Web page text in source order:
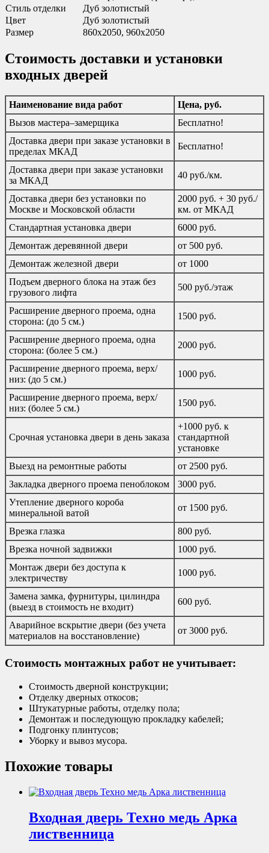
Стиль отделки
Дуб золотистый
Цвет
Дуб золотистый
Размер
860х2050, 960х2050
Стоимость доставки и установки
входных дверей
Наименование вида работ
Цена, руб.
Вызов мастера–замерщика
Бесплатно!
Доставка двери при заказе установки в
пределах МКАД
Бесплатно!
Доставка двери при заказе установки
за МКАД
40 руб./км.
Доставка двери без установки по
Москве и Московской области
2000 руб. + 30 руб./
км. от МКАД
Стандартная установка двери
6000 руб.
Демонтаж деревянной двери
от 500 руб.
Демонтаж железной двери
от 1000
Подъем дверного блока на этаж без
грузового лифта
500 руб./этаж
Расширение дверного проема, одна
сторона: (до 5 см.)
1500 руб.
Расширение дверного проема, одна
сторона: (более 5 см.)
2000 руб.
Расширение дверного проема, верх/
низ: (до 5 см.)
1000 руб.
Расширение дверного проема, верх/
низ: (более 5 см.)
1500 руб.
Срочная установка двери в день заказа
+1000 руб. к
стандартной
установке
Выезд на ремонтные работы
от 2500 руб.
Закладка дверного проема пеноблоком
3000 руб.
Утепление дверного короба
минеральной ватой
от 1500 руб.
Врезка глазка
800 руб.
Врезка ночной задвижки
1000 руб.
Монтаж двери без доступа к
электричеству
1000 руб.
Замена замка, фурнитуры, цилиндра
(выезд в стоимость не входит)
600 руб.
Аварийное вскрытие двери (без учета
материалов на восстановление)
от 3000 руб.
Стоимость монтажных работ не учитывает:
Стоимость дверной конструкции;
Отделку дверных откосов;
Штукатурные работы, отделку пола;
Демонтаж и последующую прокладку кабелей;
Подгонку плинтусов;
Уборку и вывоз мусора.
Похожие товары
Входная дверь Техно медь Арка
лиственница